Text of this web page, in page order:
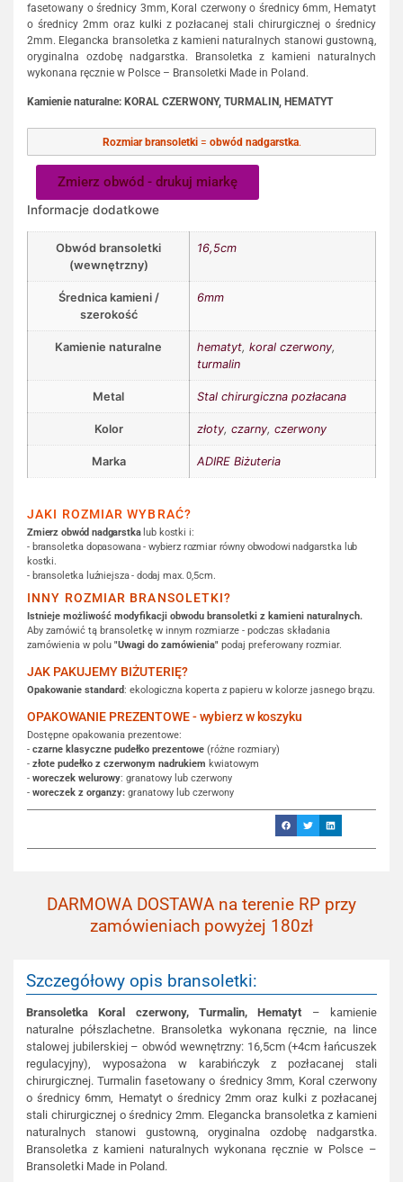
fasetowany o średnicy 3mm, Koral czerwony o średnicy 6mm, Hematyt
o średnicy 2mm oraz kulki z pozłacanej stali chirurgicznej o średnicy
2mm. Elegancka bransoletka z kamieni naturalnych stanowi gustowną,
oryginalna ozdobę nadgarstka. Bransoletka z kamieni naturalnych
wykonana ręcznie w Polsce – Bransoletki Made in Poland.
Kamienie naturalne: KORAL CZERWONY, TURMALIN, HEMATYT
Rozmiar bransoletki= obwód nadgarstka.
Zmierz obwód - drukuj miarkę
Informacje dodatkowe
Obwód bransoletki
(wewnętrzny)
16,5cm
Średnica kamieni /
szerokość
6mm
Kamienie naturalne hematyt, koral czerwony,
turmalin
Metal Stal chirurgiczna pozłacana
Kolor złoty, czarny, czerwony
Marka ADIRE Biżuteria
JAKI ROZMIAR WYBRAĆ?
Zmierz obwód nadgarstkalub kostki i:
- bransoletka dopasowana - wybierz rozmiar równy obwodowi nadgarstka lub
kostki.
- bransoletka luźniejsza - dodaj max. 0,5cm.
INNY ROZMIAR BRANSOLETKI?
Istnieje możliwość modyfikacji obwodu bransoletki z kamieni naturalnych.
Aby zamówić tą bransoletkę w innym rozmiarze - podczas składania
zamówienia w polu "Uwagi do zamówienia" podaj preferowany rozmiar.
JAK PAKUJEMY BIŻUTERIĘ?
Opakowanie standard: ekologiczna koperta z papieru w kolorze jasnego brązu.
OPAKOWANIE PREZENTOWE - wybierz w koszyku
Dostępne opakowania prezentowe:
- czarne klasyczne pudełko prezentowe (różne rozmiary)
- złote pudełko z czerwonym nadrukiem kwiatowym
- woreczek welurowy: granatowy lub czerwony
- woreczek z organzy: granatowy lub czerwony
DARMOWA DOSTAWA na terenie RP przy
zamówieniach powyżej 180zł
Szczegółowy opis bransoletki:
Bransoletka Koral czerwony, Turmalin, Hematyt – kamienie
naturalne półszlachetne. Bransoletka wykonana ręcznie, na lince
stalowej jubilerskiej – obwód wewnętrzny: 16,5cm (+4cm łańcuszek
regulacyjny), wyposażona w karabińczyk z pozłacanej stali
chirurgicznej. Turmalin fasetowany o średnicy 3mm, Koral czerwony
o średnicy 6mm, Hematyt o średnicy 2mm oraz kulki z pozłacanej
stali chirurgicznej o średnicy 2mm. Elegancka bransoletka z kamieni
naturalnych stanowi gustowną, oryginalna ozdobę nadgarstka.
Bransoletka z kamieni naturalnych wykonana ręcznie w Polsce –
Bransoletki Made in Poland.